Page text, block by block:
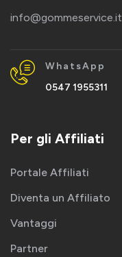
info@gommeservice.it
WhatsApp
0547 1955311
Per gli Affiliati
Portale Affiliati
Diventa un Affiliato
Vantaggi
Partner